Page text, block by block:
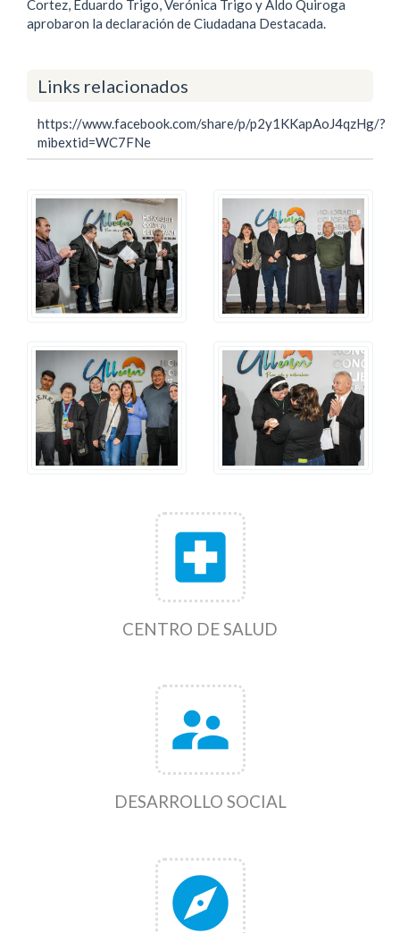
Cortez, Eduardo Trigo, Verónica Trigo y Aldo Quiroga
aprobaron la declaración de Ciudadana Destacada.
Links relacionados
https://www.facebook.com/share/p/p2y1KKapAoJ4qzHg/?
mibextid=WC7FNe
local_hospital
CENTRO DE SALUD
supervisor_account
DESARROLLO SOCIAL
explore